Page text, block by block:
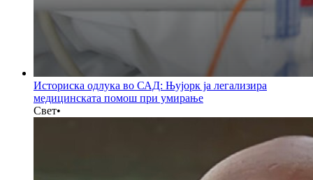
Историска одлука во САД: Њујорк ја легализира
медицинската помош при умирање
Свет•